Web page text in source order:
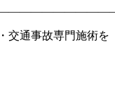
交通事故専門施術を